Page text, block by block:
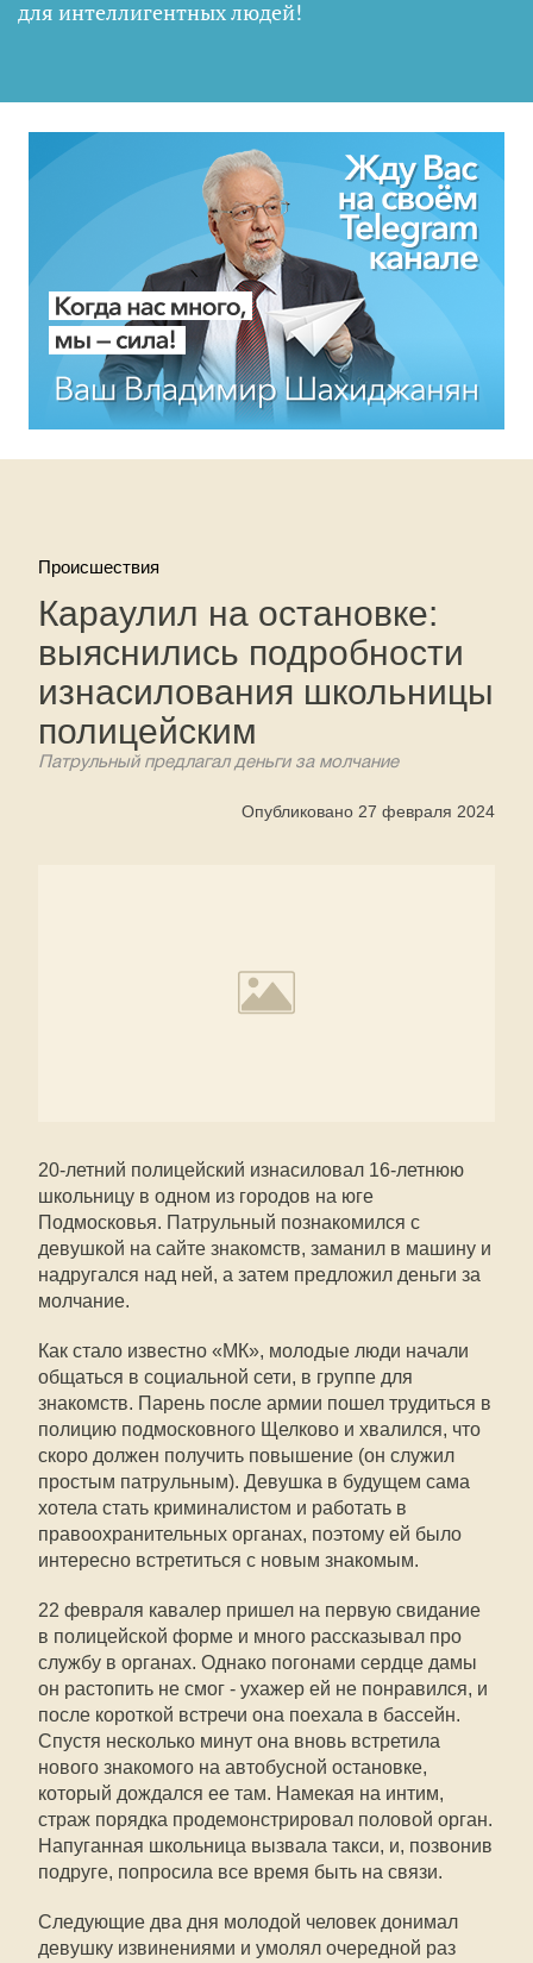
для интеллигентных людей!
Происшествия
Караулил на остановке:
выяснились подробности
изнасилования школьницы
полицейским
Патрульный предлагал деньги за молчание
Опубликовано 27 февраля 2024
20-летний полицейский изнасиловал 16-летнюю
школьницу в одном из городов на юге
Подмосковья. Патрульный познакомился с
девушкой на сайте знакомств, заманил в машину и
надругался над ней, а затем предложил деньги за
молчание.
Как стало известно «МК», молодые люди начали
общаться в социальной сети, в группе для
знакомств. Парень после армии пошел трудиться в
полицию подмосковного Щелково и хвалился, что
скоро должен получить повышение (он служил
простым патрульным). Девушка в будущем сама
хотела стать криминалистом и работать в
правоохранительных органах, поэтому ей было
интересно встретиться с новым знакомым.
22 февраля кавалер пришел на первую свидание
в полицейской форме и много рассказывал про
службу в органах. Однако погонами сердце дамы
он растопить не смог - ухажер ей не понравился, и
после короткой встречи она поехала в бассейн.
Спустя несколько минут она вновь встретила
нового знакомого на автобусной остановке,
который дождался ее там. Намекая на интим,
страж порядка продемонстрировал половой орган.
Напуганная школьница вызвала такси, и, позвонив
подруге, попросила все время быть на связи.
Следующие два дня молодой человек донимал
девушку извинениями и умолял очередной раз